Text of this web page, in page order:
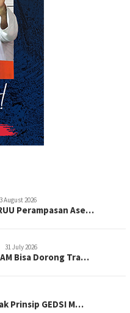
3 August 2026
Perampasan Ase…
31 July 2026
Bisa Dorong Tra…
Prinsip GEDSI M…